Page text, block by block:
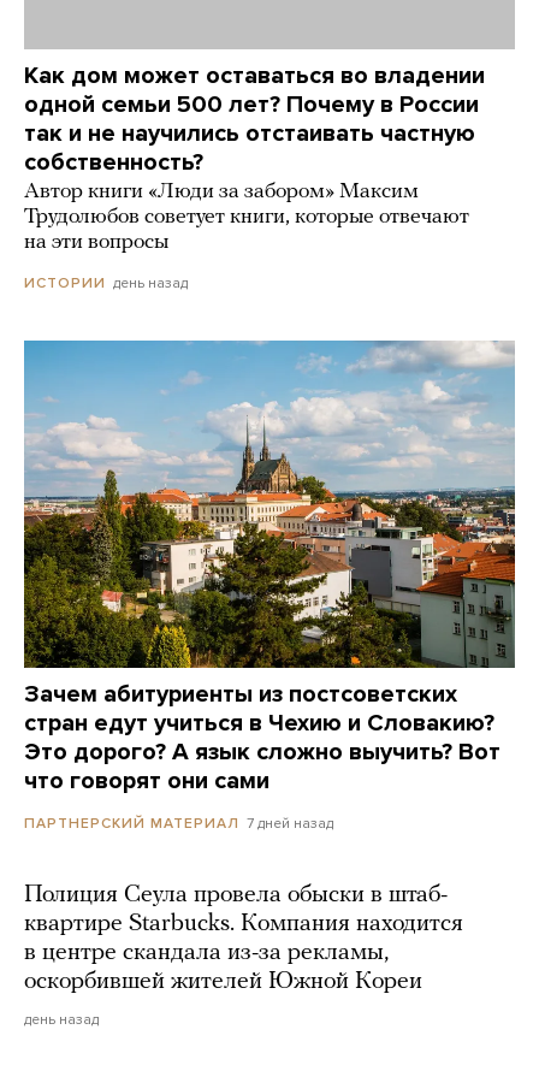
Как дом может оставаться во владении
одной семьи 500 лет? Почему в России
так и не научились отстаивать частную
собственность?
Автор книги «Люди за забором» Максим
Трудолюбов советует книги, которые отвечают
на эти вопросы
ИСТОРИИ день назад
Зачем абитуриенты из постсоветских
стран едут учиться в Чехию и Словакию?
Это дорого? А язык сложно выучить? Вот
что говорят они сами
ПАРТНЕРСКИЙ МАТЕРИАЛ 7 дней назад
Полиция Сеула провела обыски в штаб-
квартире Starbucks. Компания находится
в центре скандала из-за рекламы,
оскорбившей жителей Южной Кореи
день назад